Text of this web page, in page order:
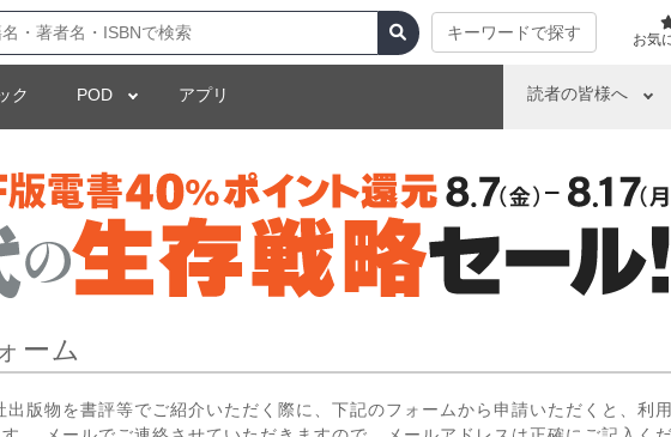
キーワードで探す お気
ク POD アプリ 読者の皆様へ
ーム
版物を書評等でご紹介いただく際に、下記のフォームから申請いただくと、利